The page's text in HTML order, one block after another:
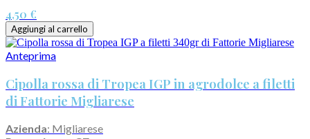
4,50 €
Aggiungi al carrello
Anteprima
Cipolla rossa di Tropea IGP in agrodolce a filetti
di Fattorie Migliarese
Azienda: Migliarese